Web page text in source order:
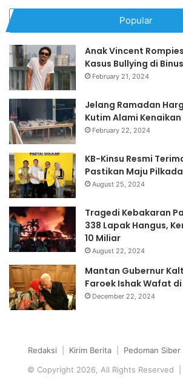
Popular
Anak Vincent
Kasus Bullying di Binus
February 21, 2024
Jelang Ramadan
Kutim Alami Kenaikan
February 22, 2024
KB-Kinsu Resmi
Pastikan Maju
August 25, 2024
Tragedi Kebakaran
338 Lapak Hangus,
10 Miliar
August 22, 2024
Mantan Gubernur
Faroek Ishak Wafat di
December 22, 2024
Redaksi Kirim Berita Pedoman Siber
© Copyright 2026, All Rights Reserved |